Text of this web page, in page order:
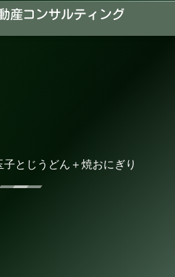
子とじうどん＋焼おにぎり